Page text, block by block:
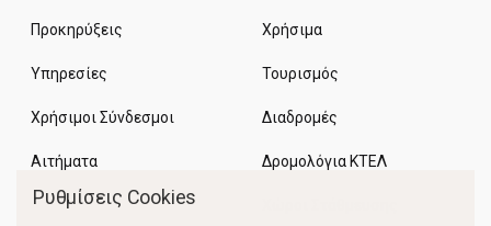
Προκηρύξεις
Υπηρεσίες
Χρήσιμοι Σύνδεσμοι
Αιτήματα
Χρήσιμα
Τουρισμός
Διαδρομές
Δρομολόγια ΚΤΕΛ
Ρυθμίσεις Cookies